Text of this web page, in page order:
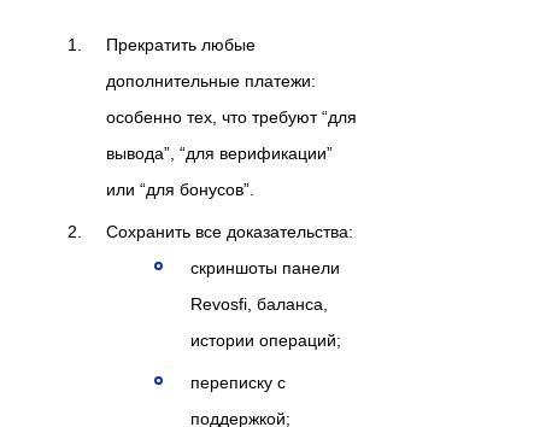
Прекратить любые
дополнительные платежи:
особенно тех, что требуют “для
вывода”, “для верификации”
или “для бонусов”.
Сохранить все доказательства:
скриншоты панели
Revosfi, баланса,
истории операций;
переписку с
поддержкой;